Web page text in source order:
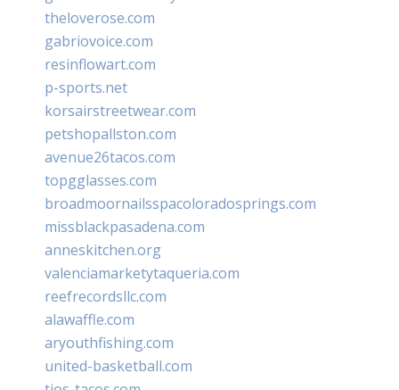
theloverose.com
gabriovoice.com
resinflowart.com
p-sports.net
korsairstreetwear.com
petshopallston.com
avenue26tacos.com
topgglasses.com
broadmoornailsspacoloradosprings.com
missblackpasadena.com
anneskitchen.org
valenciamarketytaqueria.com
reefrecordsllc.com
alawaffle.com
aryouthfishing.com
united-basketball.com